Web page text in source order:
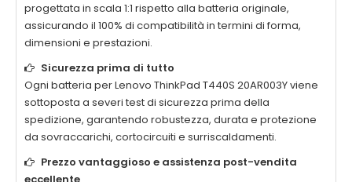
progettata in scala 1:1 rispetto alla batteria originale,
assicurando il 100% di compatibilità in termini di forma,
dimensioni e prestazioni.
Sicurezza prima di tutto
Ogni batteria per Lenovo ThinkPad T440S 20AR003Yviene
sottoposta a severi test di sicurezza prima della
spedizione, garantendo robustezza, durata e protezione
da sovraccarichi, cortocircuiti e surriscaldamenti.
Prezzo vantaggioso e assistenza post-vendita